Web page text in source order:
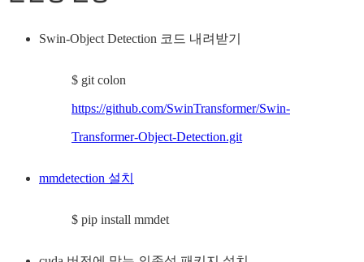
Swin-Object Detection 코드 내려받기
$ git colon
https://github.com/SwinTransformer/Swin-
Transformer-Object-Detection.git
mmdetection 설치
$ pip install mmdet